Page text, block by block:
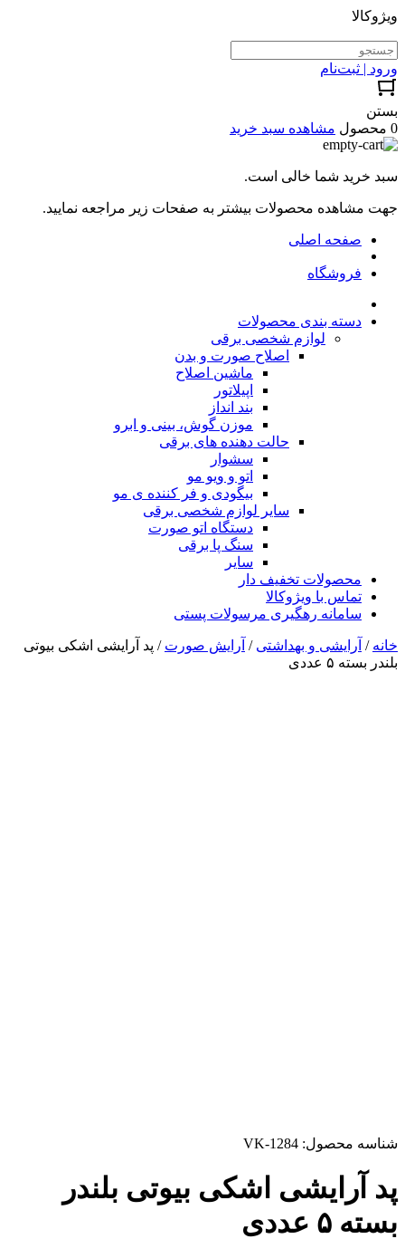
ویژوکالا
ورود | ثبت‌نام
بستن
0 محصول
مشاهده سبد خرید
سبد خرید شما خالی است.
جهت مشاهده محصولات بیشتر به صفحات زیر مراجعه نمایید.
صفحه اصلی
فروشگاه
دسته بندی محصولات
لوازم شخصی برقی
اصلاح صورت و بدن
ماشین اصلاح
اپیلاتور
بند انداز
موزن گوش، بینی و ابرو
حالت دهنده های برقی
سشوار
اتو و ویو مو
بیگودی و فر کننده ی مو
سایر لوازم شخصی برقی
دستگاه اتو صورت
سنگ پا برقی
سایر
محصولات تخفیف دار
تماس با ویژوکالا
سامانه رهگیری مرسولات پستی
خانه / آرایشی و بهداشتی / آرایش صورت / پد آرایشی اشکی بیوتی
بلندر بسته ۵ عددی
شناسه محصول: VK-1284
پد آرایشی اشکی بیوتی بلندر
بسته ۵ عددی